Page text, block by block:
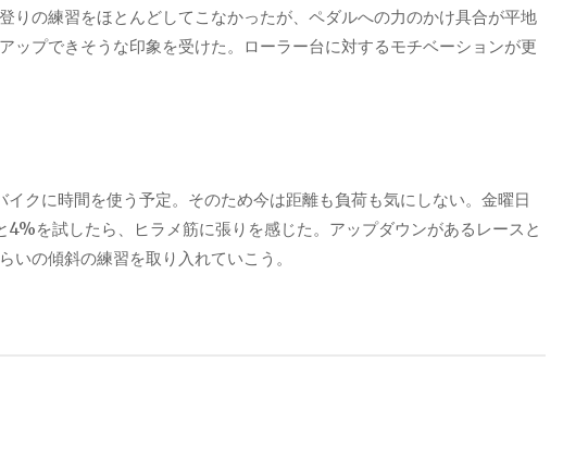
りの練習をほとんどしてこなかったが、ペダルへの力のかけ具合が平地
ップできそうな印象を受けた。ローラー台に対するモチベーションが更
クに時間を使う予定。そのため今は距離も負荷も気にしない。金曜日
4%を試したら、ヒラメ筋に張りを感じた。アップダウンがあるレースと
の傾斜の練習を取り入れていこう。